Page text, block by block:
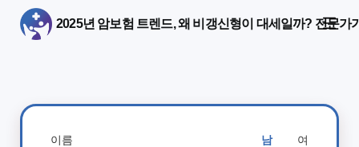
2025년 암보험 트렌드, 왜 비갱신형이 대세일까? 전문가
남 여